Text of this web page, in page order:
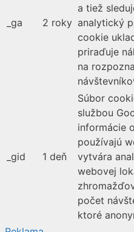
_ga 2 roky
a tiež
analytický
cookie
priraďuje
na
_gid 1 deň
Súbor
službou
informácie
používajú
vytvára
webovej
počet
ktoré